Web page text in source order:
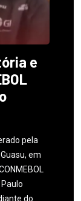
e
pela
em
do